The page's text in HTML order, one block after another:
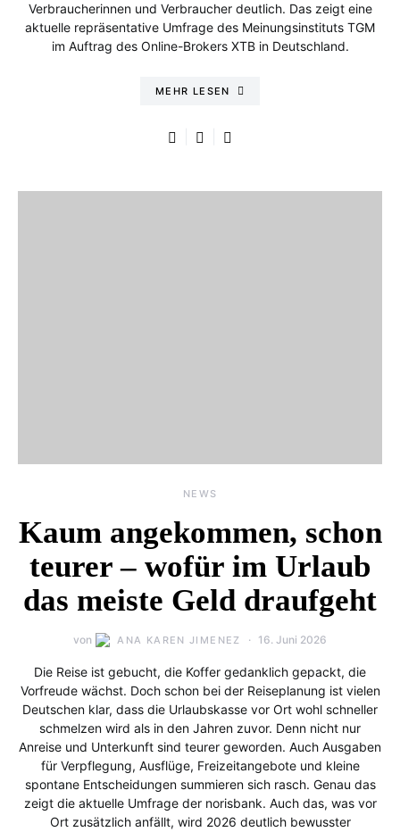
Verbraucherinnen und Verbraucher deutlich. Das zeigt eine
aktuelle repräsentative Umfrage des Meinungsinstituts TGM
im Auftrag des Online-Brokers XTB in Deutschland.
MEHR LESEN
NEWS
Kaum angekommen, schon
teurer – wofür im Urlaub
das meiste Geld draufgeht
von ANA KAREN JIMENEZ 16. Juni 2026
Die Reise ist gebucht, die Koffer gedanklich gepackt, die
Vorfreude wächst. Doch schon bei der Reiseplanung ist vielen
Deutschen klar, dass die Urlaubskasse vor Ort wohl schneller
schmelzen wird als in den Jahren zuvor. Denn nicht nur
Anreise und Unterkunft sind teurer geworden. Auch Ausgaben
für Verpflegung, Ausflüge, Freizeitangebote und kleine
spontane Entscheidungen summieren sich rasch. Genau das
zeigt die aktuelle Umfrage der norisbank. Auch das, was vor
Ort zusätzlich anfällt, wird 2026 deutlich bewusster